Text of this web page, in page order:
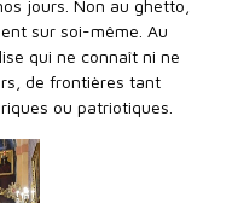
jours. Non au ghetto,
sur soi-même. Au
qui ne connaît ni ne
de frontières tant
ou patriotiques.